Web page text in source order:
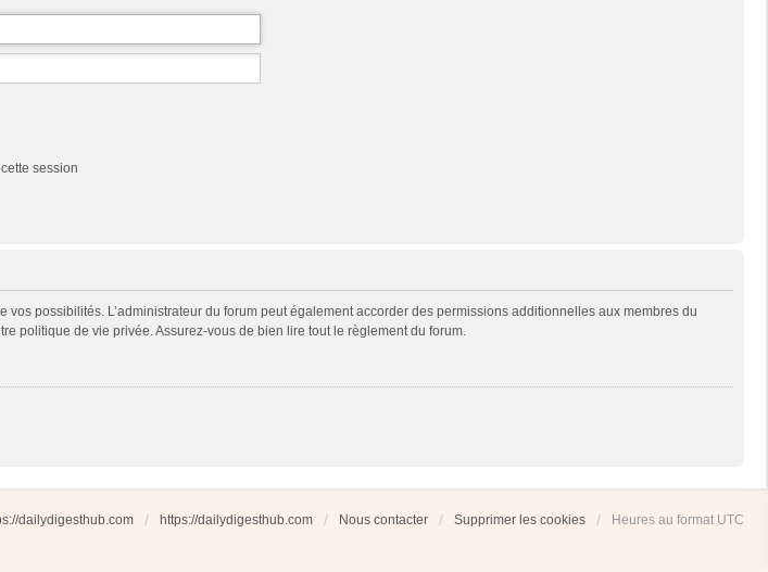
session
possibilités. L’administrateur du forum peut également accorder des permissions additionnelles aux membres du
politique de vie privée. Assurez-vous de bien lire tout le règlement du forum.
dailydigesthub.com https://dailydigesthub.com Nous contacter Supprimer les cookies Heures au format UTC